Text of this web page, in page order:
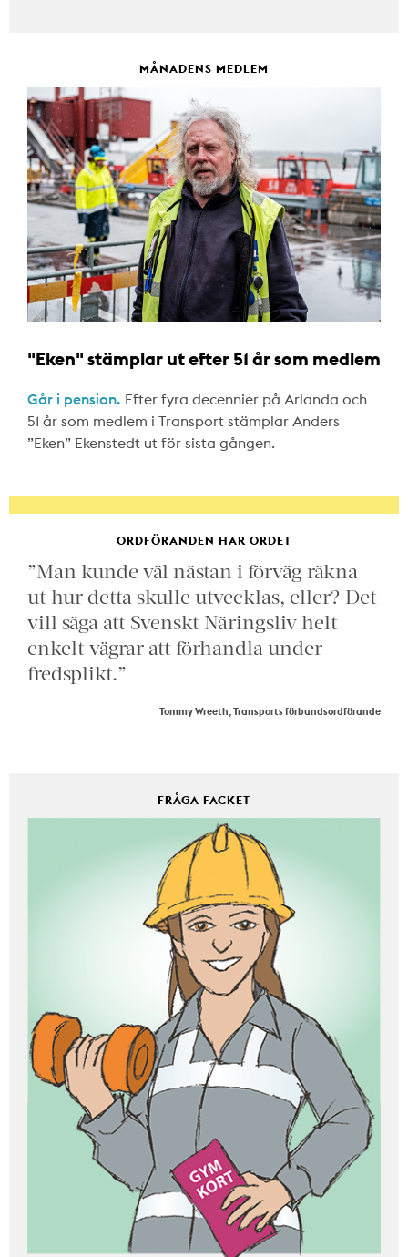
MÅNADENS MEDLEM
"Eken" stämplar ut efter 51 år som medlem
Går i pension. Efter fyra decennier på Arlanda och
51 år som medlem i Transport stämplar Anders
”Eken” Ekenstedt ut för sista gången.
ORDFÖRANDEN HAR ORDET
”Man kunde väl nästan i förväg räkna
ut hur detta skulle utvecklas, eller? Det
vill säga att Svenskt Näringsliv helt
enkelt vägrar att förhandla under
fredsplikt.”
Tommy Wreeth, Transports förbundsordförande
FRÅGA FACKET